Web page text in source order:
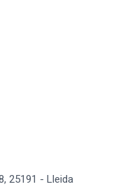
25191 - Lleida